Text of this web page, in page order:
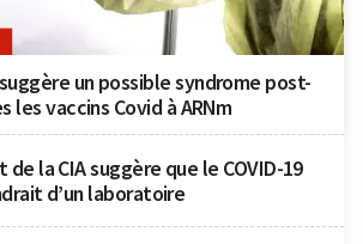
un possible syndrome post-
les vaccins Covid à ARNm
de la CIA suggère que le COVID-19
d’un laboratoire